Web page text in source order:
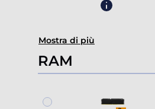
Mostra di più
RAM